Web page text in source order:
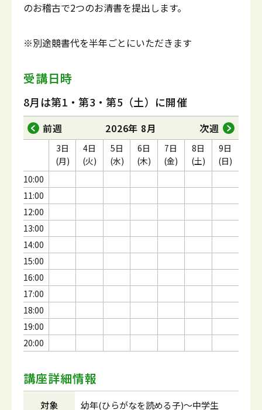
のお稽古で2つのお清書を提出します。
※別途競書代を半年ごとにいただきます
受講日時
8月は第1・第3・第5（土）に開催
前週 2026年 8月 次週
10:00
11:00
12:00
13:00
14:00
15:00
16:00
17:00
18:00
19:00
20:00
3日
(月)
4日
(火)
5日
(水)
6日
(木)
7日
(金)
8日
(土)
9日
(日)
講座詳細情報
対象 幼年(ひらがなを読める子)～中学生